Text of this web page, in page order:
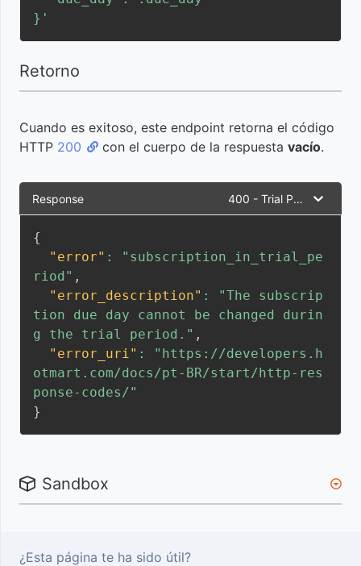
}'
Retorno
Cuando es exitoso, este endpoint retorna el código
HTTP 200 con el cuerpo de la respuesta vacío.
Response 400 - Trial Period
{
"error" :
"subscription_in_trial_pe
riod" ,
"error_description" :
"The subscrip
tion due day cannot be changed durin
g the trial period." ,
"error_uri" :
"https://developers.h
otmart.com/docs/pt-BR/start/http-res
ponse-codes/"
}
Sandbox
¿Esta página te ha sido útil?
cobro de
primer
acceso
Evento
completo
Evento
de dato
logístico